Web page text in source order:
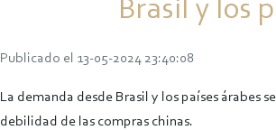
Brasil y los
Publicado el 13-05-2024 23:40:08
La demanda desde Brasil y los países árabes
debilidad de las compras chinas.